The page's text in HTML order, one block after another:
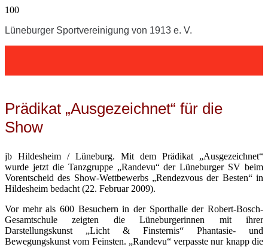
Lüneburger Sportvereinigung von 1913 e. V.
Prädikat „Ausgezeichnet“ für die
Show
jb Hildesheim / Lüneburg. Mit dem Prädikat „Ausgezeichnet“
wurde jetzt die Tanzgruppe „Randevu“ der Lüneburger SV beim
Vorentscheid des Show-Wettbewerbs „Rendezvous der Besten“ in
Hildesheim bedacht (22. Februar 2009).
Vor mehr als 600 Besuchern in der Sporthalle der Robert-Bosch-
Gesamtschule zeigten die Lüneburgerinnen mit ihrer
Darstellungskunst „Licht & Finsternis“ Phantasie- und
Bewegungskunst vom Feinsten. „Randevu“ verpasste nur knapp die